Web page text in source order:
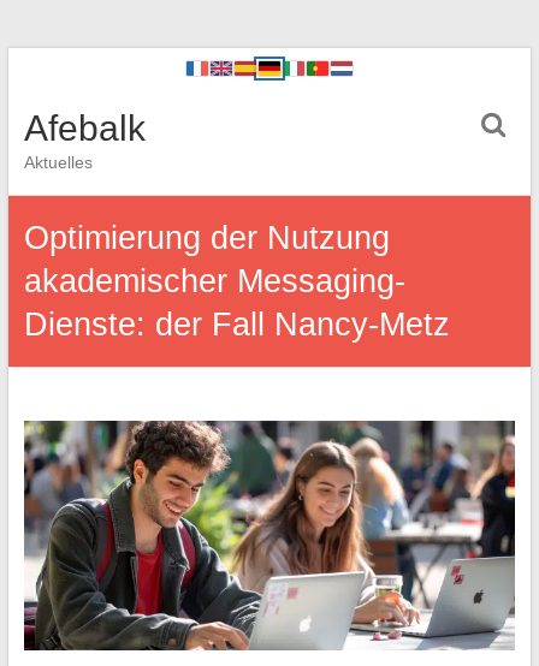
Afebalk
Aktuelles
Optimierung der Nutzung
akademischer Messaging-
Dienste: der Fall Nancy-Metz